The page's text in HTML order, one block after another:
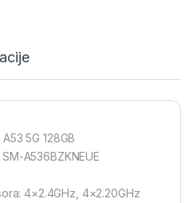
5G 128GB
A536BZKNEUE
4×2.4GHz, 4×2.20GHz